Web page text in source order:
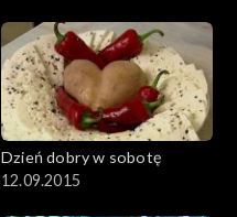
Dzień dobry w sobotę
12.09.2015